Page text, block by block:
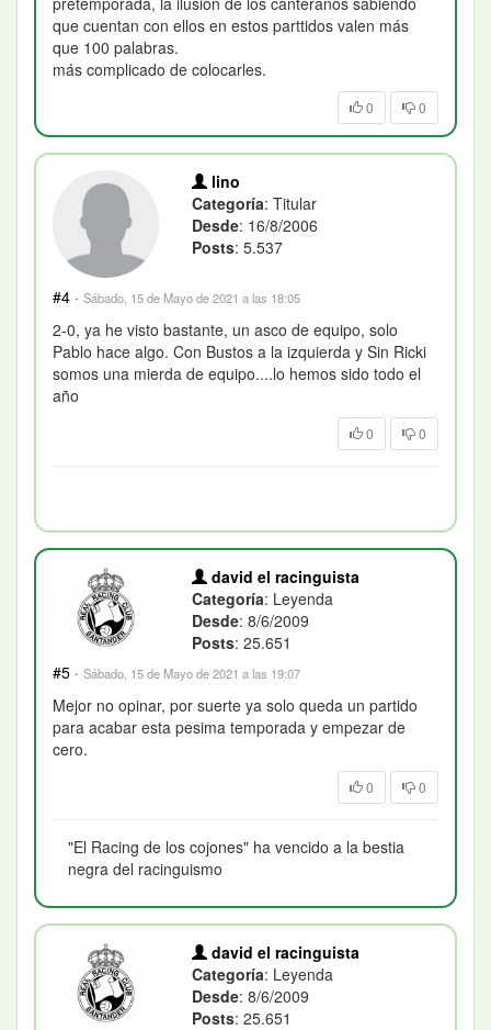
que cuentan con ellos en estos parttidos valen más
que 100 palabras.
más complicado de colocarles.
0 0
lino
Categoría: Titular
Desde: 16/8/2006
Posts: 5.537
#4 · Sábado, 15 de Mayo de 2021 a las 18:05
2-0, ya he visto bastante, un asco de equipo, solo
Pablo hace algo. Con Bustos a la izquierda y Sin Ricki
somos una mierda de equipo....lo hemos sido todo el
año
0 0
david el racinguista
Categoría: Leyenda
Desde: 8/6/2009
Posts: 25.651
#5 · Sábado, 15 de Mayo de 2021 a las 19:07
Mejor no opinar, por suerte ya solo queda un partido
para acabar esta pesima temporada y empezar de
cero.
0 0
"El Racing de los cojones" ha vencido a la bestia
negra del racinguismo
david el racinguista
Categoría: Leyenda
Desde: 8/6/2009
Posts: 25.651